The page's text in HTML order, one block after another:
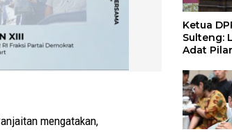
mengatakan,
Ketua
Sulteng:
Adat Pilar